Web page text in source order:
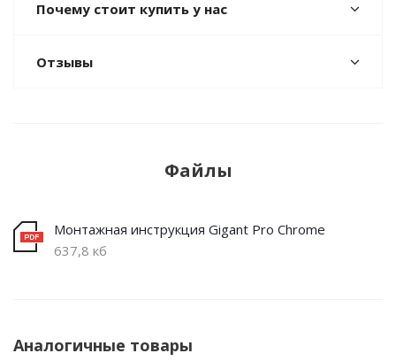
Почему стоит купить у нас
Отзывы
Файлы
Монтажная инструкция Gigant Pro Chrome
637,8 кб
Аналогичные товары